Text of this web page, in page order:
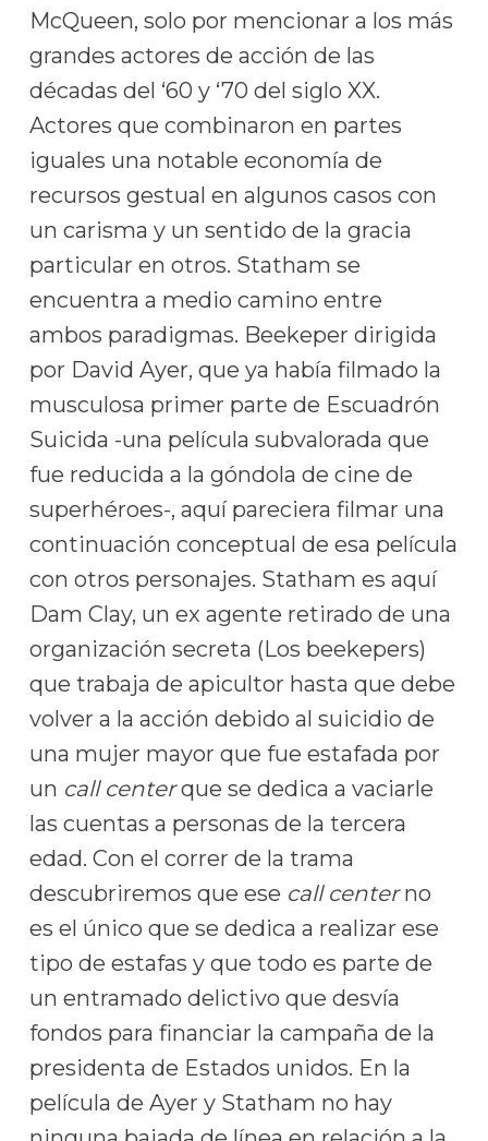
McQueen, solo por mencionar a los más
grandes actores de acción de las
décadas del ‘60 y ‘70 del siglo XX.
Actores que combinaron en partes
iguales una notable economía de
recursos gestual en algunos casos con
un carisma y un sentido de la gracia
particular en otros. Statham se
encuentra a medio camino entre
ambos paradigmas. Beekeper dirigida
por David Ayer, que ya había filmado la
musculosa primer parte de Escuadrón
Suicida -una película subvalorada que
fue reducida a la góndola de cine de
superhéroes-, aquí pareciera filmar una
continuación conceptual de esa película
con otros personajes. Statham es aquí
Dam Clay, un ex agente retirado de una
organización secreta (Los beekepers)
que trabaja de apicultor hasta que debe
volver a la acción debido al suicidio de
una mujer mayor que fue estafada por
un call centerque se dedica a vaciarle
las cuentas a personas de la tercera
edad. Con el correr de la trama
descubriremos que ese call centerno
es el único que se dedica a realizar ese
tipo de estafas y que todo es parte de
un entramado delictivo que desvía
fondos para financiar la campaña de la
presidenta de Estados unidos. En la
película de Ayer y Statham no hay